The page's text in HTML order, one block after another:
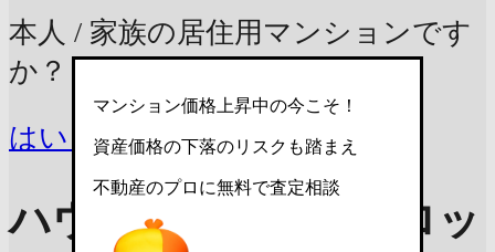
本人 / 家族の居住用マンションです
か？
はい いいえ
ハウス・ソラーナブロッ
マンション価格上昇中の今こそ！
資産価格の下落のリスクも踏まえ
不動産のプロに無料で査定相談